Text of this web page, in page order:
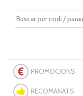
PROMOCIONS
RECOMANATS